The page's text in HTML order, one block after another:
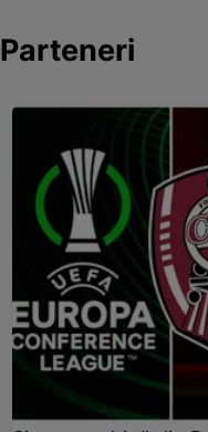
Parteneri